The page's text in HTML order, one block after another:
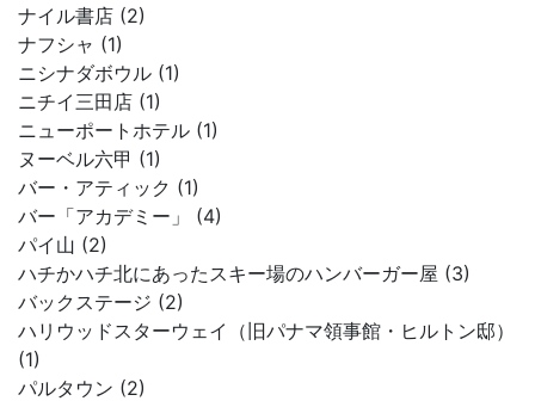
ナイル書店 (2)
ナフシャ (1)
ニシナダボウル (1)
ニチイ三田店 (1)
ニューポートホテル (1)
ヌーベル六甲 (1)
バー・アティック (1)
バー「アカデミー」 (4)
パイ山 (2)
ハチかハチ北にあったスキー場のハンバーガー屋 (3)
バックステージ (2)
ハリウッドスターウェイ（旧パナマ領事館・ヒルトン邸）
(1)
パルタウン (2)